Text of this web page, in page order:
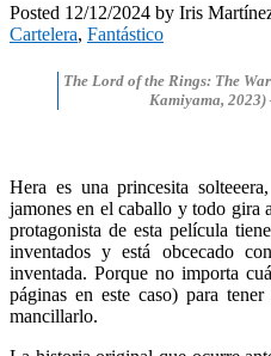
Posted 12/12/2024 by Iris
Cartelera, Fantástico
The Lord of the Rings: The
Kamiyama, 2023)
Hera es una princesita
jamones en el caballo y todo gira
protagonista de esta película
inventados y está obcecado
inventada. Porque no importa
páginas en este caso) para
mancillarlo.